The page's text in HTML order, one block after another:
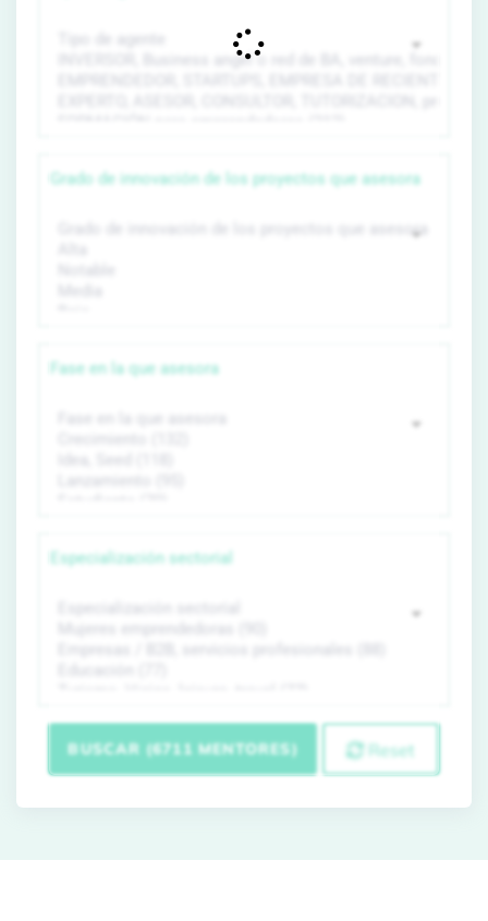
Grado de innovación de los proyectos que asesora
Fase en la que asesora
Especialización sectorial
BUSCAR (6711 MENTORES) Reset